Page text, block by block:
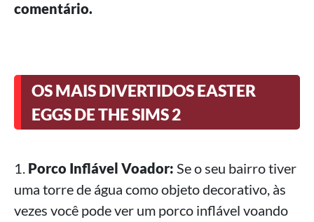
comentário.
OS MAIS DIVERTIDOS EASTER
EGGS DE THE SIMS 2
1. Porco Inflável Voador: Se o seu bairro tiver
uma torre de água como objeto decorativo, às
vezes você pode ver um porco inflável voando